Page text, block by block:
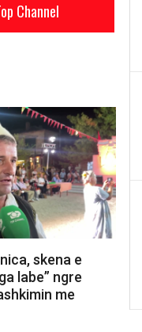
Channel
skena e
labe” ngre
me